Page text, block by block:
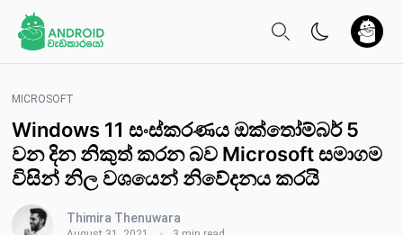
MICROSOFT
Windows 11 සංස්කරණය ඔක්තෝම්බර් 5
වන දින නිකුත් කරන බව Microsoft සමාගම
විසින් නිල වශයෙන් නිවේදනය කරයි
Thimira Thenuwara